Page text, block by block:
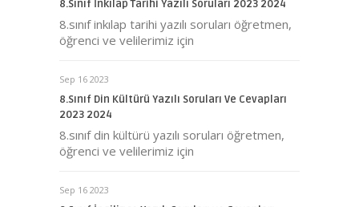
8.Sınıf İnkılap Tarihi Yazılı Soruları 2023 2024
8.sınıf inkılap tarihi yazılı soruları öğretmen,
öğrenci ve velilerimiz için
Sep 16 2023
8.Sınıf Din Kültürü Yazılı Soruları Ve Cevapları
2023 2024
8.sınıf din kültürü yazılı soruları öğretmen,
öğrenci ve velilerimiz için
Sep 16 2023